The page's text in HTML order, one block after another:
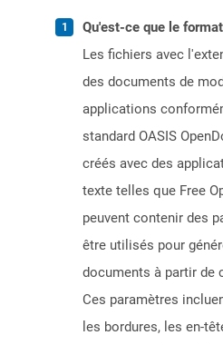
Qu'est-ce que le
Les fichiers avec
des documents de
applications
standard OASIS
créés avec des
texte telles que Free
peuvent contenir des
être utilisés pour
documents à partir de
Ces paramètres
les bordures, les en-